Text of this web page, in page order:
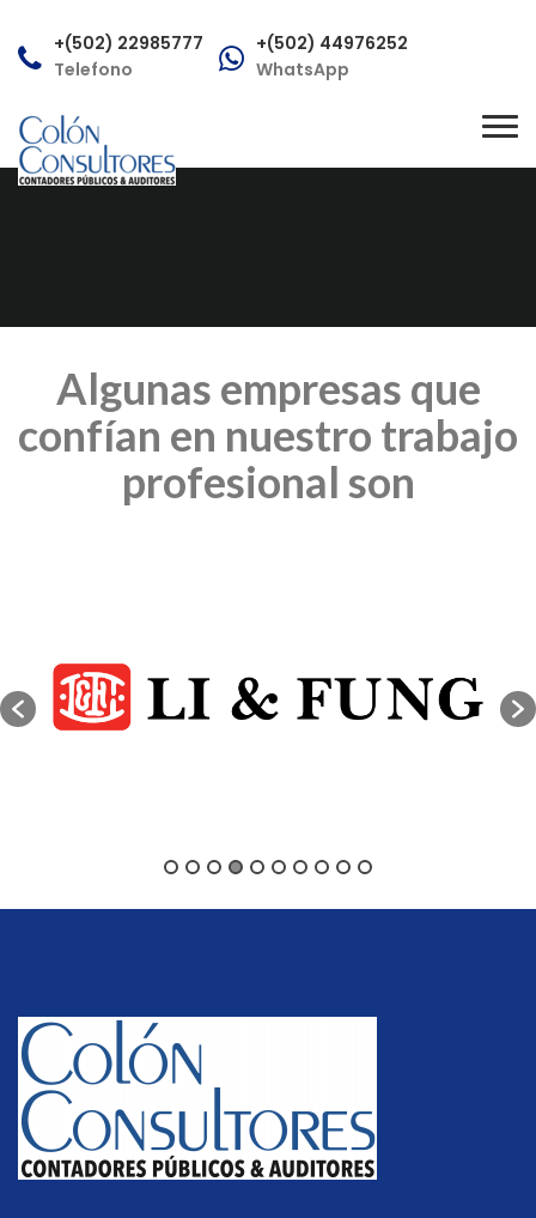
+(502) 22985777
Telefono
+(502) 44976252
WhatsApp
Correo
Algunas empresas que
confían en nuestro trabajo
profesional son